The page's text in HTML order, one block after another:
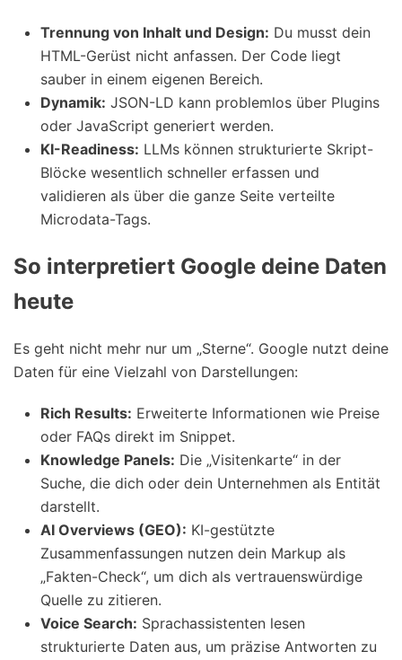
Trennung von Inhalt und Design: Du musst dein
HTML-Gerüst nicht anfassen. Der Code liegt
sauber in einem eigenen Bereich.
Dynamik: JSON-LD kann problemlos über Plugins
oder JavaScript generiert werden.
KI-Readiness: LLMs können strukturierte Skript-
Blöcke wesentlich schneller erfassen und
validieren als über die ganze Seite verteilte
Microdata-Tags.
So interpretiert Google deine Daten
heute
Es geht nicht mehr nur um „Sterne“. Google nutzt deine
Daten für eine Vielzahl von Darstellungen:
Rich Results: Erweiterte Informationen wie Preise
oder FAQs direkt im Snippet.
Knowledge Panels: Die „Visitenkarte“ in der
Suche, die dich oder dein Unternehmen als Entität
darstellt.
AI Overviews (GEO): KI-gestützte
Zusammenfassungen nutzen dein Markup als
„Fakten-Check“, um dich als vertrauenswürdige
Quelle zu zitieren.
Voice Search: Sprachassistenten lesen
strukturierte Daten aus, um präzise Antworten zu